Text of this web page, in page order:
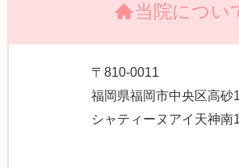
当院につい
〒810-0011
福岡県福岡市中央区高砂
シャティーヌアイ天神南